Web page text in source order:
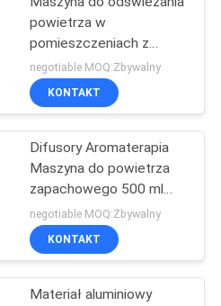
powietrza w
pomieszczeniach z
baterią AA, maszyna do
dyfuzji zapachów do
toalety
negotiable MOQ:Zbywalny
KONTAKT
Difusory Aromaterapia
Maszyna do powietrza
zapachowego 500 ml
Biały 800-1200m3
Pochłanianie zapachami
negotiable MOQ:Zbywalny
KONTAKT
Materiał aluminiowy